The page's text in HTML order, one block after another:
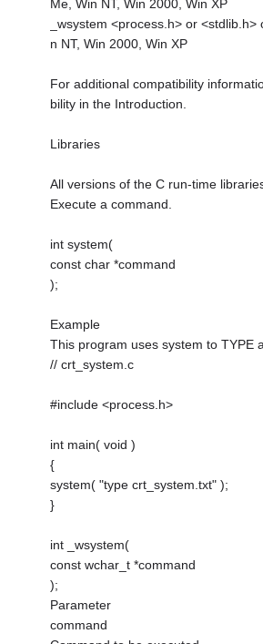
Me, Win NT, Win 2000, Win XP
_wsystem <process.h> or <stdlib.h>
n NT, Win 2000, Win XP
For additional compatibility
bility in the Introduction.
Libraries
All versions of the C run-time
Execute a command.
int system(
const char *command
);
Example
This program uses system to TYPE
// crt_system.c
#include <process.h>
int main( void )
{
system( "type crt_system.txt" );
}
int _wsystem(
const wchar_t *command
);
Parameter
command